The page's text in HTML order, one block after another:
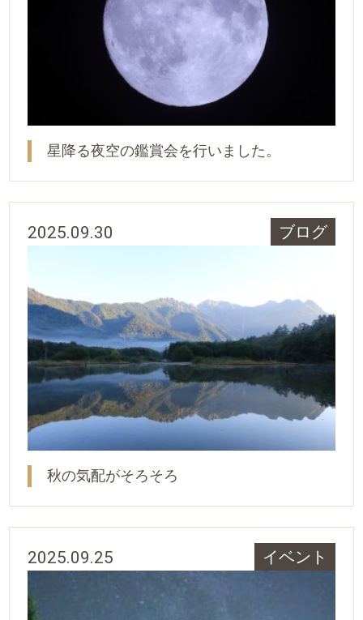
星降る夜空の鑑賞会を行いました。
2025.09.30 ブログ
秋の気配がそろそろ
2025.09.25 イベント